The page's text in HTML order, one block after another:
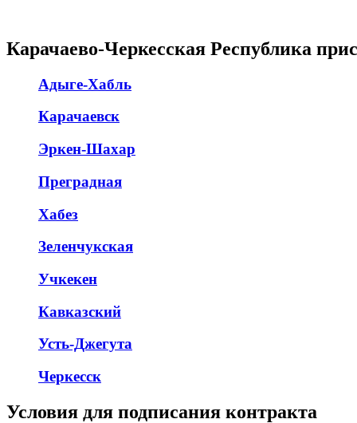
Карачаево-Черкесская Республика
Адыге-Хабль
Карачаевск
Эркен-Шахар
Преградная
Хабез
Зеленчукская
Учкекен
Кавказский
Усть-Джегута
Черкесск
Условия для подписания контракта